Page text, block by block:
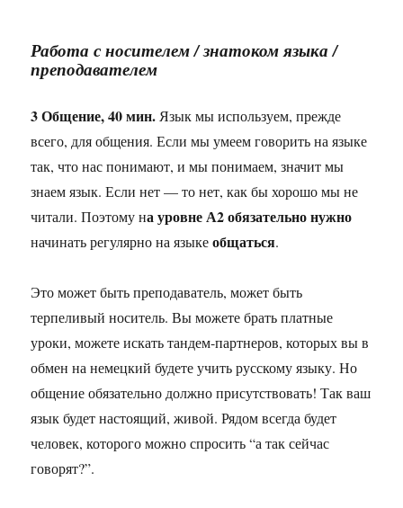
Работа с носителем / знатоком языка /
преподавателем
3 Общение, 40 мин. Язык мы используем, прежде
всего, для общения. Если мы умеем говорить на языке
так, что нас понимают, и мы понимаем, значит мы
знаем язык. Если нет — то нет, как бы хорошо мы не
читали. Поэтому на уровне А2 обязательно нужно
начинать регулярно на языкеобщаться.
Это может быть преподаватель, может быть
терпеливый носитель. Вы можете брать платные
уроки, можете искать тандем-партнеров, которых вы в
обмен на немецкий будете учить русскому языку. Но
общение обязательно должно присутствовать! Так ваш
язык будет настоящий, живой. Рядом всегда будет
человек, которого можно спросить “а так сейчас
говорят?”.